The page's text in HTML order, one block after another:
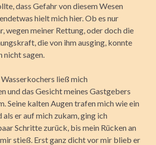
dass Gefahr von diesem Wesen
hielt mich hier. Ob es nur
wegen meiner Rettung, oder doch die
die von ihm ausging, konnte
nicht sagen.
ließ mich
und das Gesicht meines Gastgebers
Seine kalten Augen trafen mich wie ein
er auf mich zukam, ging ich
Schritte zurück, bis mein Rücken an
stieß. Erst ganz dicht vor mir blieb er